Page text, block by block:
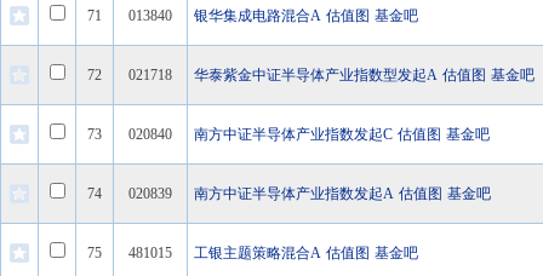
71 013840 银华集成电路混合A 估值图 基金吧
72 021718 华泰紫金中证半导体产业指数型发起A 估值图 基金吧
73 020840 南方中证半导体产业指数发起C 估值图 基金吧
74 020839 南方中证半导体产业指数发起A 估值图 基金吧
75 481015 工银主题策略混合A 估值图 基金吧